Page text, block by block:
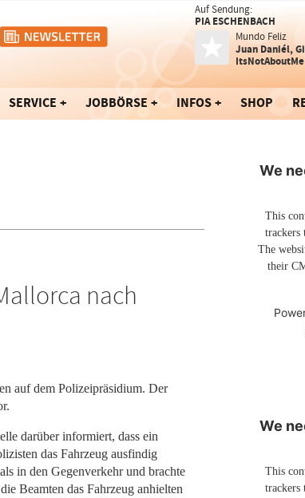
Auf Sendung:
PIA ESCHENBACH
Mundo Feliz
Juan Daniél,
ItsNotAboutMe
SERVICE JOBBÖRSE INFOS SHOP
nach
auf dem Polizeipräsidium. Der
darüber informiert, dass ein
das Fahrzeug ausfindig
in den Gegenverkehr und brachte
Beamten das Fahrzeug anhielten
We
This
trackers
The
their
We
This
trackers